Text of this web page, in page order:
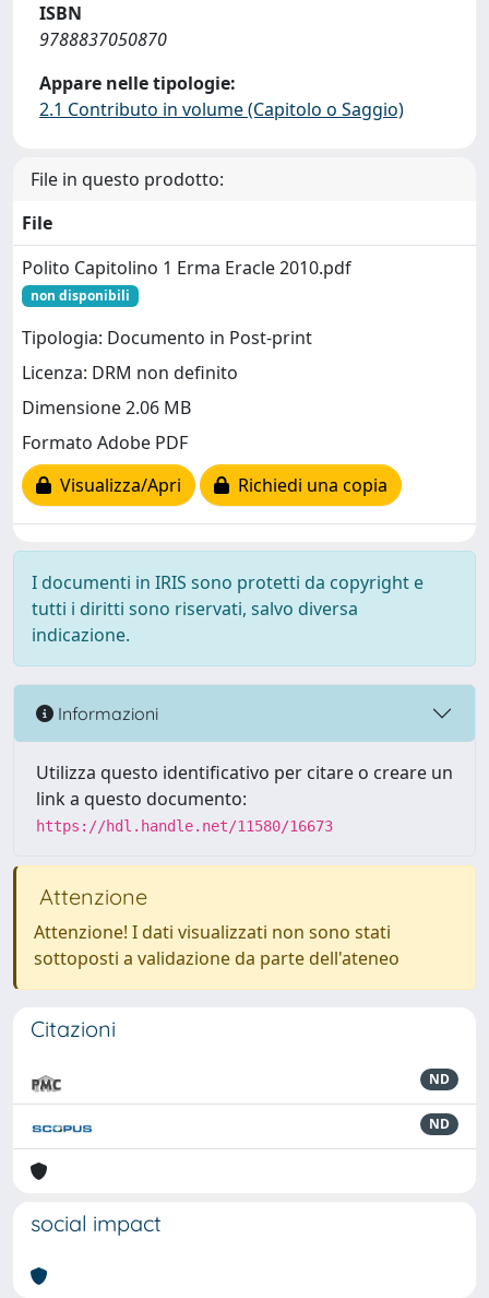
ISBN
9788837050870
Appare nelle tipologie:
2.1 Contributo in volume (Capitolo o Saggio)
File in questo prodotto:
File
Polito Capitolino 1 Erma Eracle 2010.pdf
non disponibili
Tipologia: Documento in Post-print
Licenza: DRM non definito
Dimensione 2.06 MB
Formato Adobe PDF
Visualizza/Apri
Richiedi una copia
I documenti in IRIS sono protetti da copyright e
tutti i diritti sono riservati, salvo diversa
indicazione.
Informazioni
Utilizza questo identificativo per citare o creare un
link a questo documento:
https://hdl.handle.net/11580/16673
Attenzione
Attenzione! I dati visualizzati non sono stati
sottoposti a validazione da parte dell'ateneo
Citazioni
ND
ND
social impact